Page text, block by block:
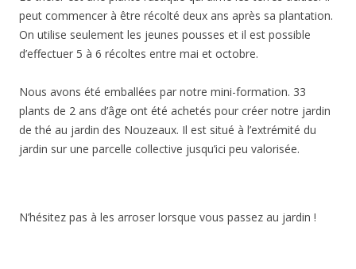
peut commencer à être récolté deux ans après sa plantation.
On utilise seulement les jeunes pousses et il est possible
d’effectuer 5 à 6 récoltes entre mai et octobre.
Nous avons été emballées par notre mini-formation. 33
plants de 2 ans d’âge ont été achetés pour créer notre jardin
de thé au jardin des Nouzeaux. Il est situé à l’extrémité du
jardin sur une parcelle collective jusqu’ici peu valorisée.
N’hésitez pas à les arroser lorsque vous passez au jardin !